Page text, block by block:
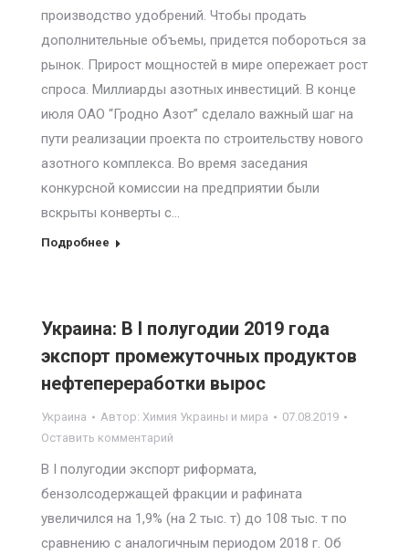
производство удобрений. Чтобы продать
дополнительные объемы, придется побороться за
рынок. Прирост мощностей в мире опережает рост
спроса. Миллиарды азотных инвестиций. В конце
июля ОАО “Гродно Азот” сделало важный шаг на
пути реализации проекта по строительству нового
азотного комплекса. Во время заседания
конкурсной комиссии на предприятии были
вскрыты конверты с…
Подробнее
Украина: В I полугодии 2019 года
экспорт промежуточных продуктов
нефтепереработки вырос
Украина Автор: Химия Украины и мира
07.08.2019
Оставить комментарий
В I полугодии экспорт риформата,
бензолсодержащей фракции и рафината
увеличился на 1,9% (на 2 тыс. т) до 108 тыс. т по
сравнению с аналогичным периодом 2018 г. Об